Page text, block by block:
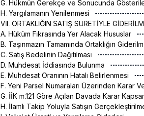
G. Hükmün Gerekçe ve Sonucunda
H. Yargılamanın Yenilenmesi
VII. ORTAKLIĞIN SATIŞ SURETİYLE
A. Hüküm Fıkrasında Yer Alacak Hususlar
B. Taşınmazın Tamamında Ortaklığın
C. Satış Bedelinin Dağıtılması
D. Muhdesat İddiasında Bulunma
E. Muhdesat Oranının Hatalı Belirlenmesi
F. Yeni Parsel Numaraları Üzerinden Karar
G. İİK m.121 Göre Açılan Davada Karar
H. İlamlı Takip Yoluyla Satışın